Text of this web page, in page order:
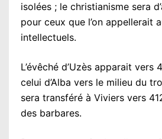
isolées ; le christianisme sera
pour ceux que l’on appellerait
intellectuels.
L’évêché d’Uzès apparait vers
celui d’Alba vers le milieu du
sera transféré à Viviers vers
des barbares.